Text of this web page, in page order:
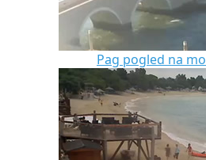
Pag pogled na